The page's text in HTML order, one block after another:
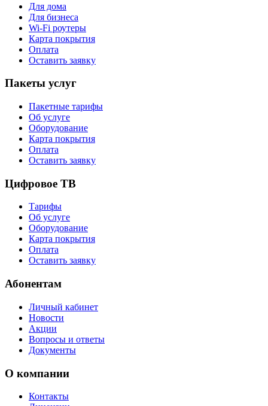
Для дома
Для бизнеса
Wi-Fi роутеры
Карта покрытия
Оплата
Оставить заявку
Пакеты услуг
Пакетные тарифы
Об услуге
Оборудование
Карта покрытия
Оплата
Оставить заявку
Цифровое ТВ
Тарифы
Об услуге
Оборудование
Карта покрытия
Оплата
Оставить заявку
Абонентам
Личный кабинет
Новости
Акции
Вопросы и ответы
Документы
О компании
Контакты